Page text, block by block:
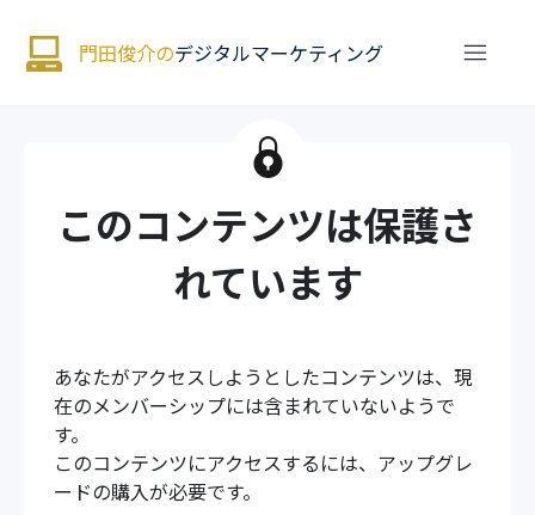
門田俊介のデジタルマーケティング
このコンテンツは保護さ
れています
あなたがアクセスしようとしたコンテンツは、現
在のメンバーシップには含まれていないようで
す。
このコンテンツにアクセスするには、アップグレ
ードの購入が必要です。